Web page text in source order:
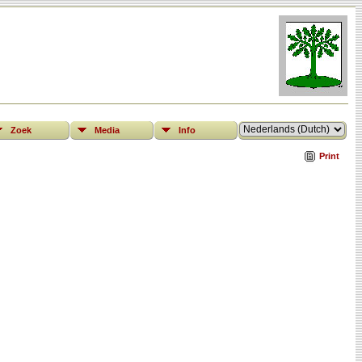
Zoek Media Info
Print